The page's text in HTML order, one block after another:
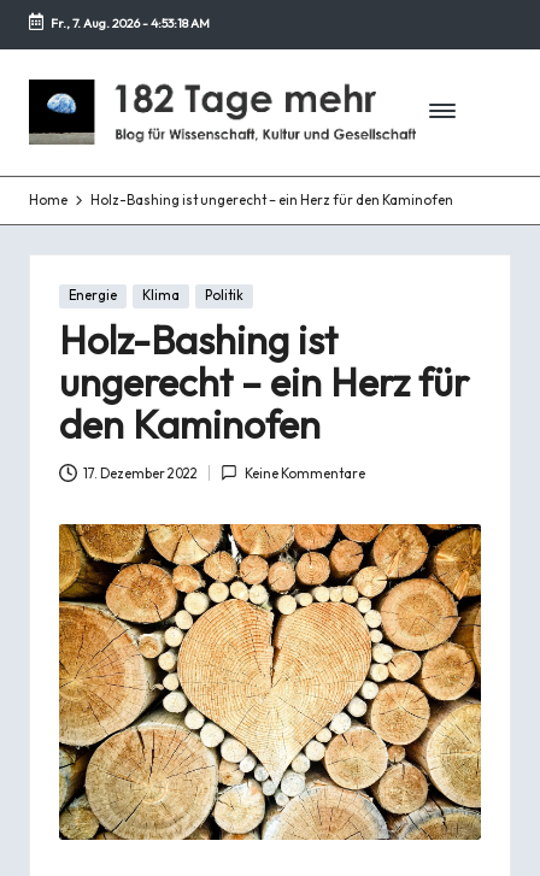
Zurück
zum
Fr., 7. Aug. 2026-4:53:19 AM
1
8
2
T
a
g
e
h
r
Blog
Wissenschaft,
Kultur
und
Gesellschaft
Home Holz-Bashing ist ungerecht – ein Herz für den Kaminofen
Posted
Energie Klima Politik
Holz-Bashing ist
ungerecht – ein Herz für
den Kaminofen
17. Dezember 2022 Keine Kommentare